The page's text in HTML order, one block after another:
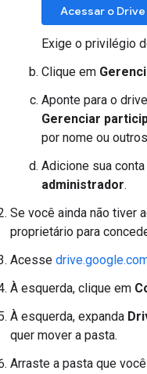
Acessar o
Exige o privilégio
Clique em
Aponte para o
Gerenciar
por nome ou
Adicione sua
administrador.
Se você ainda não tiver
proprietário para
Acesse
À esquerda, clique em
À esquerda, expanda
quer mover a pasta.
Arraste a pasta que